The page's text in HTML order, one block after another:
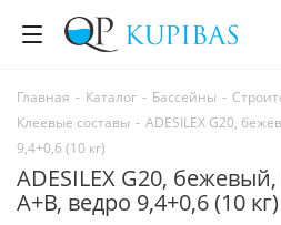
Главная - Каталог - Бассейны -
Клеевые составы - ADESILEX G20,
9,4+0,6 (10 кг)
ADESILEX G20,
А+В, ведро 9,4+0,6 (10 кг)